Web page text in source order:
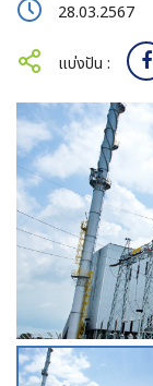
28.03.2567
แบ่งปัน :